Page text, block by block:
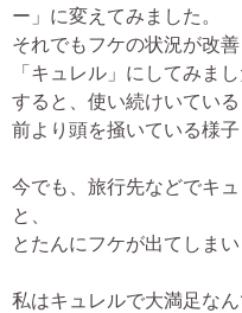
ー」に変えてみました。
それでもフケの状況が改善
「キュレル」にしてみまし
すると、使い続けいてい
前より頭を掻いている様子
今でも、旅行先などでキ
と、
とたんにフケが出てしまい
私はキュレルで大満足なん